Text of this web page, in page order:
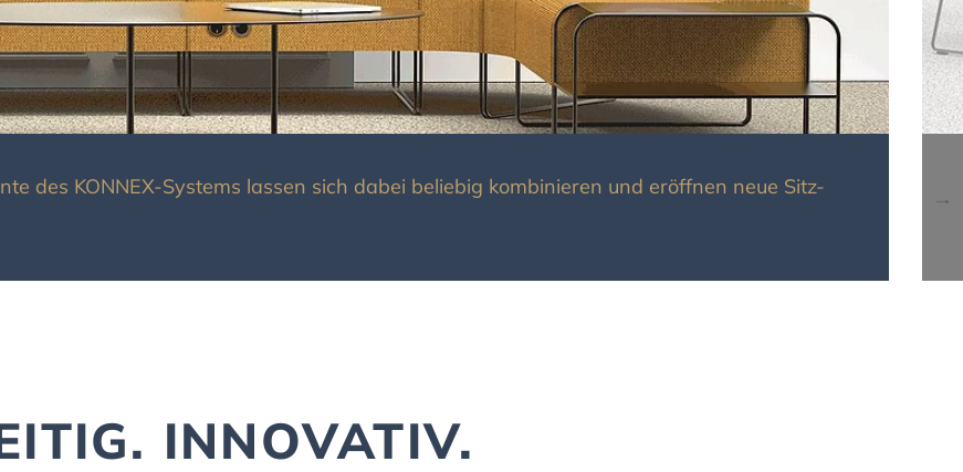
des KONNEX-Systems lassen sich dabei beliebig kombinieren und eröffnen neue Sitz-
INNOVATIV.